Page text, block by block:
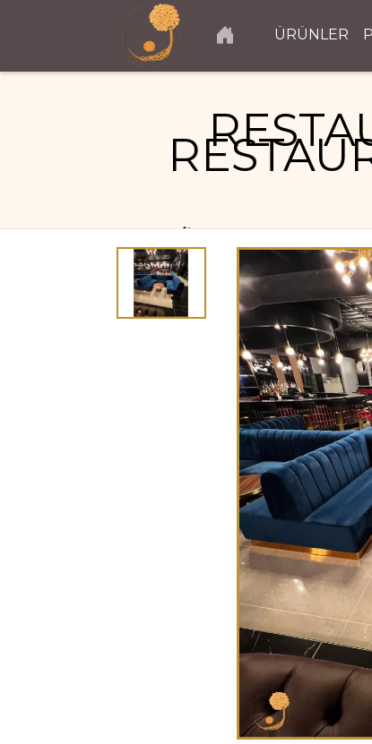
ÜRÜNLER
RESTAURANT